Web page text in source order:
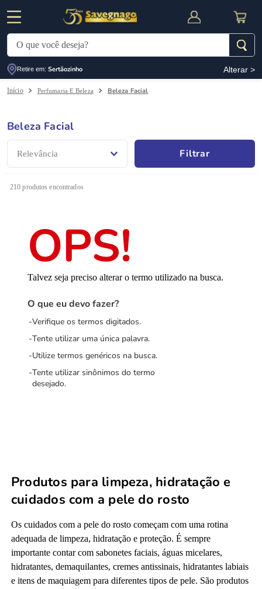
CUPOM DE DESCONTO
O que você deseja?
Retire em: Sertãozinho Alterar >
Perfumaria E Beleza Beleza Facial
Beleza Facial
Relevância Filtrar
210produtos
Talvez seja preciso alterar o termo utilizado na busca.
O que eu devo fazer?
Verifique os termos digitados.
Tente utilizar uma única palavra.
Utilize termos genéricos na busca.
Tente utilizar sinônimos do termo
desejado.
Produtos para limpeza, hidratação e
cuidados com a pele do rosto
Os cuidados com a pele do rosto começam com uma rotina
adequada de limpeza, hidratação e proteção. É sempre
importante contar com sabonetes faciais, águas micelares,
hidratantes, demaquilantes, cremes antissinais, hidratantes labiais
e itens de maquiagem para diferentes tipos de pele. São produtos
Termos mais buscados
º
cafe
3º
cerveja
4º
carne